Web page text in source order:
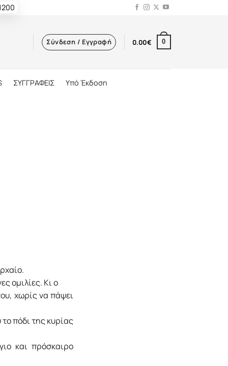
Σύνδεση / Εγγραφή 0.00€ 0
ΣΥΓΓΡΑΦΕΙΣ Υπό Έκδοση
ομιλίες. Kι ο
χωρίς να πάψει
πόδι της κυρίας
και πρόσκαιρο